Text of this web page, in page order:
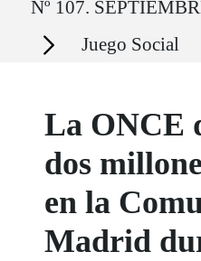
Nº 107.
Secciones Juego Social
La ONCE
dos
en la
Madrid